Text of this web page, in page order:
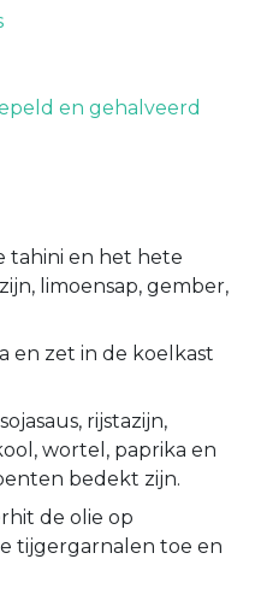
en gehalveerd
tahini en het hete
limoensap, gember,
en zet in de koelkast
rijstazijn,
wortel, paprika en
bedekt zijn.
de olie op
tijgergarnalen toe en